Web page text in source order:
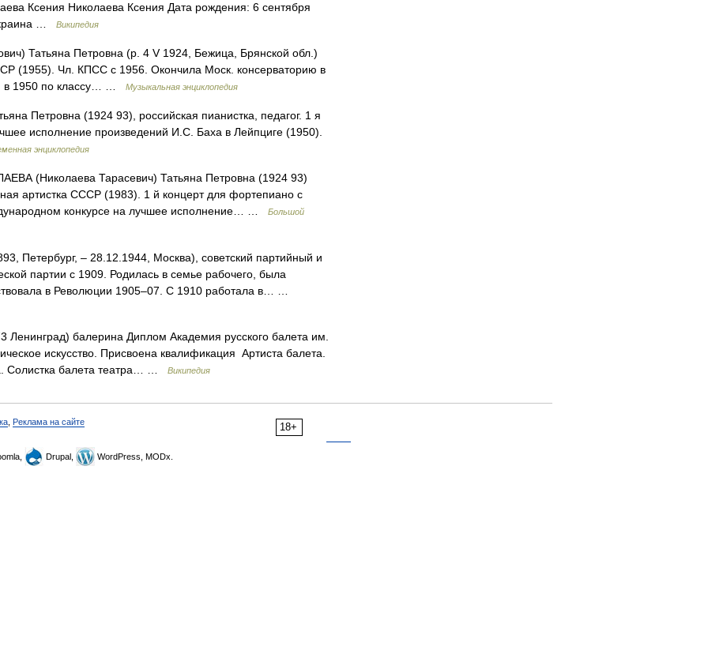
Ксения Николаева Ксения Дата рождения: 6 сентября
…
Википедия
Татьяна Петровна (р. 4 V 1924, Бежица, Брянской обл.)
(1955). Чл. КПСС с 1956. Окончила Моск. консерваторию в
в 1950 по классу… …
Музыкальная энциклопедия
Петровна (1924 93), российская пианистка, педагог. 1 я
исполнение произведений И.С. Баха в Лейпциге (1950).
энциклопедия
(Николаева Тарасевич) Татьяна Петровна (1924 93)
артистка СССР (1983). 1 й концерт для фортепиано с
конкурсе на лучшее исполнение… …
Большой
Петербург, ‒ 28.12.1944, Москва), советский партийный и
партии с 1909. Родилась в семье рабочего, была
в Революции 1905‒07. С 1910 работала в… …
балерина Диплом Академия русского балета им.
искусство. Присвоена квалификация Артиста балета.
Солистка балета театра… …
Википедия
18+
Реклама на сайте
Drupal, WordPress, MODx.